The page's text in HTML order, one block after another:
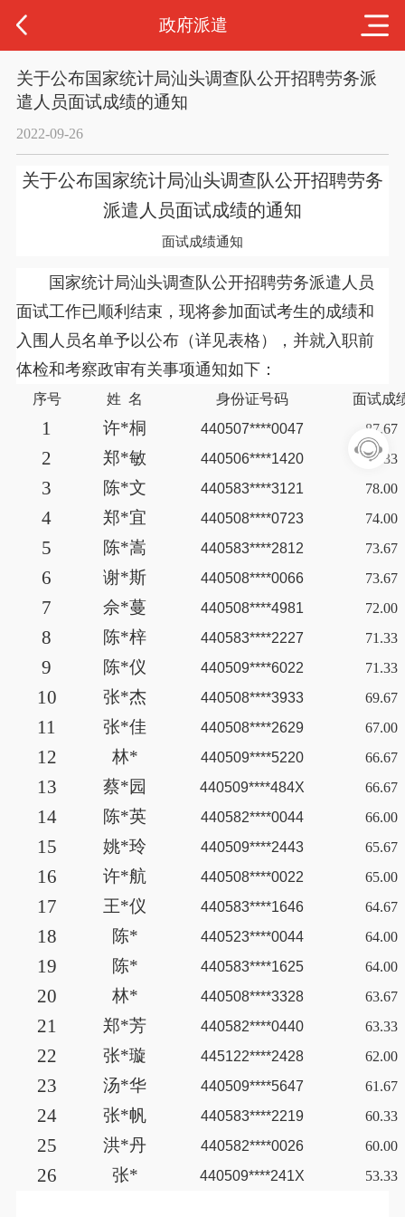
政府派遣
关于公布国家统计局汕头调查队公开招聘劳务派
遣人员面试成绩的通知
2022-09-26
关于公布国家统计局汕头调查队公开招聘劳务
派遣人员面试成绩的通知
面试成绩通知
国家统计局汕头调查队公开招聘劳务派遣人员
面试工作已顺利结束，现将参加面试考生的成绩和
入围人员名单予以公布（详见表格），并就入职前
体检和考察政审有关事项通知如下：
序号 姓 名 身份证号码 面试成
1 许*桐 440507****0047 87.67
2 郑*敏 440506****1420 84.33
3 陈*文 440583****3121 78.00
4 郑*宜 440508****0723 74.00
5 陈*嵩 440583****2812 73.67
6 谢*斯 440508****0066 73.67
7 佘*蔓 440508****4981 72.00
8 陈*梓 440583****2227 71.33
9 陈*仪 440509****6022 71.33
10 张*杰 440508****3933 69.67
11 张*佳 440508****2629 67.00
12 林* 440509****5220 66.67
13 蔡*园 440509****484X 66.67
14 陈*英 440582****0044 66.00
15 姚*玲 440509****2443 65.67
16 许*航 440508****0022 65.00
17 王*仪 440583****1646 64.67
18 陈* 440523****0044 64.00
19 陈* 440583****1625 64.00
20 林* 440508****3328 63.67
21 郑*芳 440582****0440 63.33
22 张*璇 445122****2428 62.00
23 汤*华 440509****5647 61.67
24 张*帆 440583****2219 60.33
25 洪*丹 440582****0026 60.00
26 张* 440509****241X 53.33